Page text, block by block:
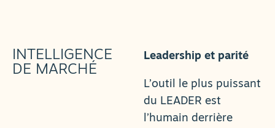
INTELLIGENCE
DE MARCHÉ
Leadership et parité
L’outil le plus puissant
du LEADER est
l’humain derrière